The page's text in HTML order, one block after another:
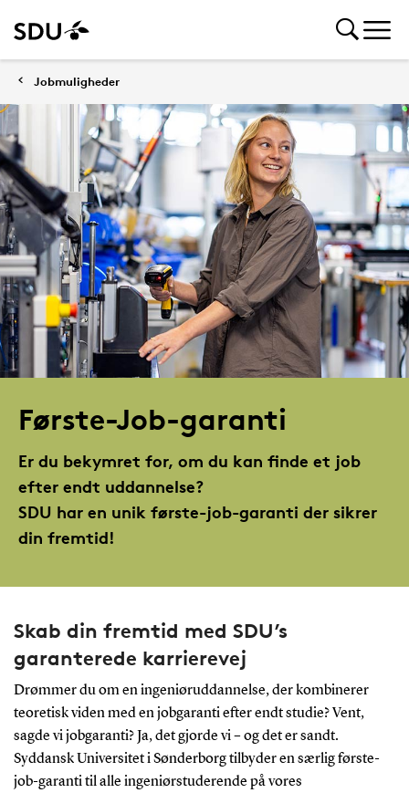
Jobmuligheder
Første-Job-garanti
Er du bekymret for, om du kan finde et job
efter endt uddannelse?
SDU har en unik første-job-garanti der sikrer
din fremtid!
Skab din fremtid med SDU’s
garanterede karrierevej
Drømmer du om en ingeniøruddannelse, der kombinerer
teoretisk viden med en jobgaranti efter endt studie? Vent,
sagde vi jobgaranti? Ja, det gjorde vi – og det er sandt.
Syddansk Universitet i Sønderborg tilbyder en særlig første-
job-garanti til alle ingeniørstuderende på vores